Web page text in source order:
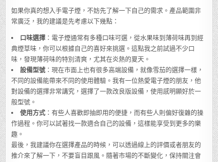
如果你真的想入手電子煙，不妨先了解一下自己的需求。產品範圍非
常廣泛，我的建議是先考慮以下幾點：
口味選擇 ：電子煙通常有多種口味可選，從水果味到薄荷味再到經
典煙草味，你可以根據自己的喜好來挑選。這點我之前試過不少口
味，發現薄荷味的特別清爽，尤其在炎熱的夏天。
設備型號 ：現在市面上也有很多高端設備，就像雪茄的選擇一樣，
不同的設備能帶來不同的使用體驗。我有一位熱愛電子煙的朋友，他
對設備的選擇非常講究，選擇了一款改良版設備，使用感明顯好於一
般型號。
使用方式 ：有些人喜歡即抽即用的便捷，而有些人則偏好復雜的操
作過程。你可以試著找一款適合自己的設備，這樣能享受到更多的樂
趣。
最後，我建議你在選擇產品的時候，可以透過線上的評價或者朋友的
推介來了解一下，不要盲目跟風。隨著市場的不斷變化，保持關注會